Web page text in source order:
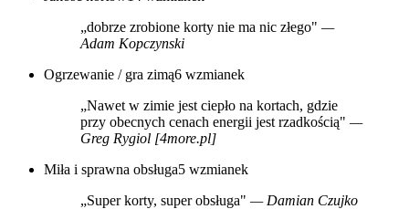
„dobrze zrobione korty nie ma nic złego" —
Adam Kopczynski
Ogrzewanie / gra zimą6 wzmianek
„Nawet w zimie jest ciepło na kortach, gdzie
przy obecnych cenach energii jest rzadkością" —
Greg Rygiol [4more.pl]
Miła i sprawna obsługa5 wzmianek
„Super korty, super obsługa" — Damian Czujko